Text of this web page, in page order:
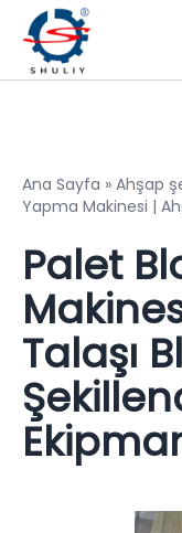
Ana Sayfa » Ahşap
Yapma Makinesi |
Palet
Talaşı